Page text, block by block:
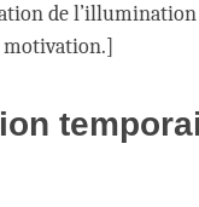
de
motivation.]